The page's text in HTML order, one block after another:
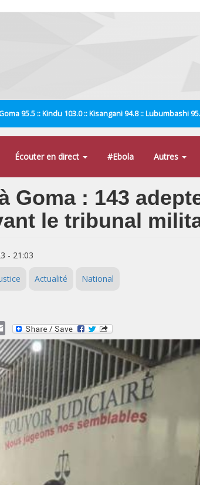
95.5 :: Kindu 103.0 :: Kisangani 94.8 :: Lubumbashi
Écouter en direct #Ebola Autres
Goma : 143
le tribunal
- 21:03
Actualité National
Email